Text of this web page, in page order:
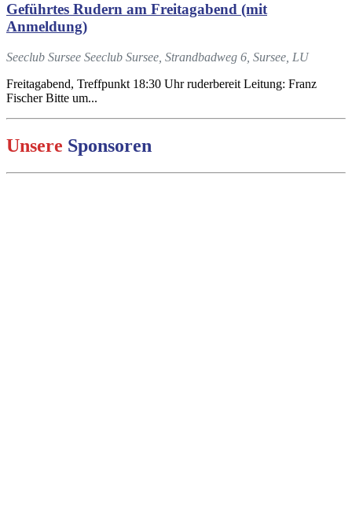
Geführtes Rudern am Freitagabend (mit
Anmeldung)
Seeclub Sursee Seeclub Sursee, Strandbadweg 6, Sursee, LU
Freitagabend, Treffpunkt 18:30 Uhr ruderbereit Leitung: Franz
Fischer Bitte um...
Unsere Sponsoren